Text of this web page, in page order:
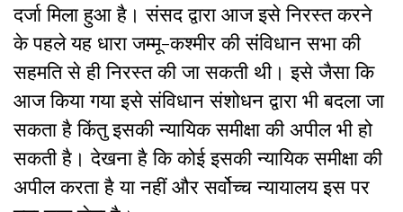
दर्जा मिला हुआ है। संसद द्वारा आज इसे निरस्त करने
के पहले यह धारा जम्मू-कश्मीर की संविधान सभा की
सहमति से ही निरस्त की जा सकती थी। इसे जैसा कि
आज किया गया इसे संविधान संशोधन द्वारा भी बदला जा
सकता है किंतु इसकी न्यायिक समीक्षा की अपील भी हो
सकती है। देखना है कि कोई इसकी न्यायिक समीक्षा की
अपील करता है या नहीं और सर्वोच्च न्यायालय इस पर